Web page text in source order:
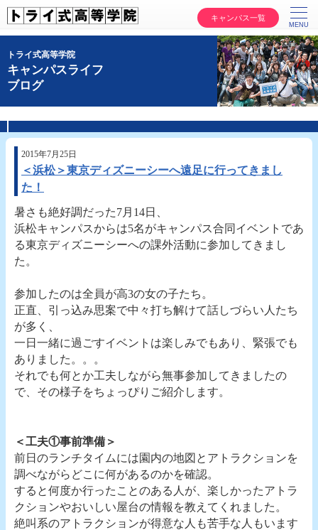
キャンパス一覧
トライ式高等学院
キャンパスライフ
ブログ
2015年7月25日
＜浜松＞東京ディズニーシーへ遠足に行ってきまし
た！
暑さも絶好調だった7月14日、
浜松キャンパスからは5名がキャンパス合同イベントであ
る東京ディズニーシーへの課外活動に参加してきまし
た。
参加したのは全員が高3の女の子たち。
正直、引っ込み思案で中々打ち解けて話しづらい人たち
が多く、
一日一緒に過ごすイベントは楽しみでもあり、緊張でも
ありました。。。
それでも何とか工夫しながら無事参加してきましたの
で、その様子をちょっぴりご紹介します。
＜工夫①事前準備＞
前日のランチタイムには園内の地図とアトラクションを
調べながらどこに何があるのかを確認。
すると何度か行ったことのある人が、楽しかったアトラ
クションやおいしい屋台の情報を教えてくれました。
絶叫系のアトラクションが得意な人も苦手な人もいます